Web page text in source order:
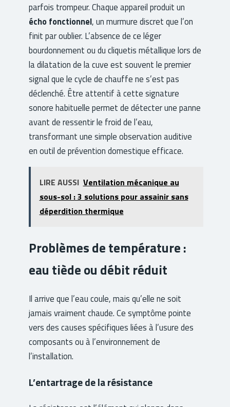
parfois trompeur. Chaque appareil produit un
écho fonctionnel, un murmure discret que l’on
finit par oublier. L’absence de ce léger
bourdonnement ou du cliquetis métallique lors de
la dilatation de la cuve est souvent le premier
signal que le cycle de chauffe ne s’est pas
déclenché. Être attentif à cette signature
sonore habituelle permet de détecter une panne
avant de ressentir le froid de l’eau,
transformant une simple observation auditive
en outil de prévention domestique efficace.
LIRE AUSSI Ventilation mécanique au
sous-sol : 3 solutions pour assainir sans
déperdition thermique
Problèmes de température :
eau tiède ou débit réduit
Il arrive que l’eau coule, mais qu’elle ne soit
jamais vraiment chaude. Ce symptôme pointe
vers des causes spécifiques liées à l’usure des
composants ou à l’environnement de
l’installation.
L’entartrage de la résistance